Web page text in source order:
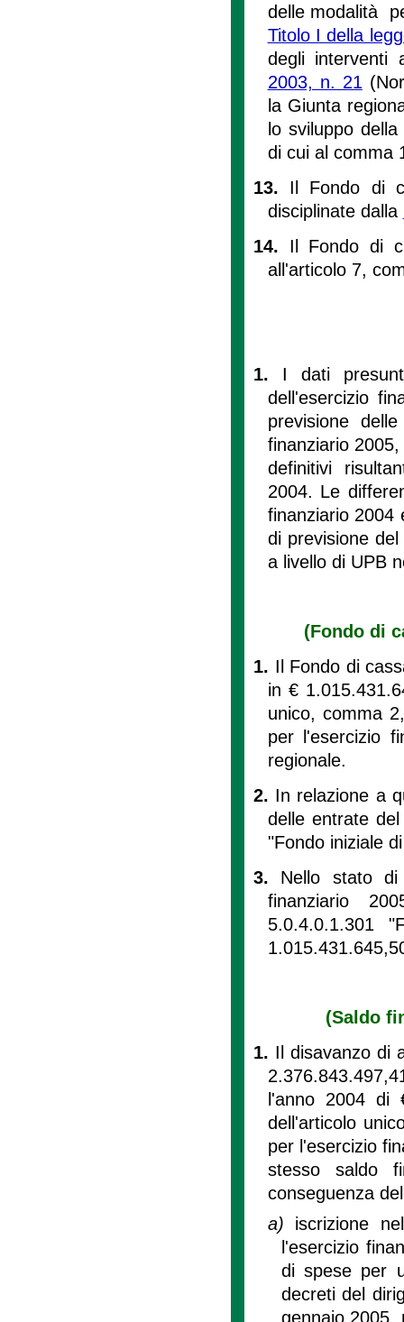
delle modalità
Titolo I della
degli
2003, n. 21
la Giunta
lo sviluppo
di cui al comma
13. Il Fondo di
disciplinate dalla
14. Il Fondo di
all'articolo 7,
1. I dati
dell'esercizio
previsione
finanziario
definitivi
2004. Le
finanziario 2004
di previsione
a livello di UPB
(Fondo di
1. Il Fondo di
in €
unico, comma
per l'esercizio
regionale.
2. In relazione a
delle entrate
"Fondo iniziale
3. Nello stato di
finanziario
5.0.4.0.1.301
(Saldo
1. Il disavanzo di
l'anno 2004 di
dell'articolo
per l'esercizio
stesso saldo
conseguenza
a) iscrizione
l'esercizio
di spese per
decreti del
gennaio 2005,